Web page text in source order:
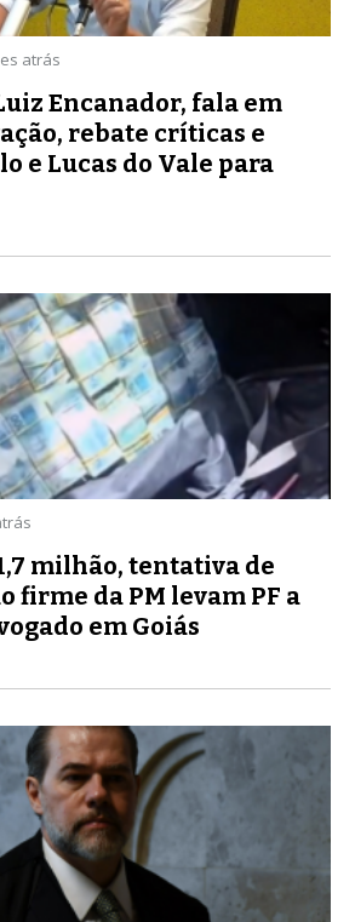
atrás
Encanador, fala em
rebate críticas e
e Lucas do Vale para
milhão, tentativa de
firme da PM levam PF a
em Goiás